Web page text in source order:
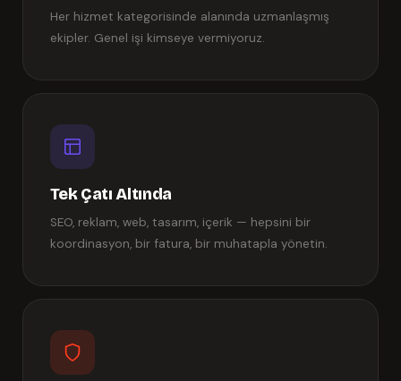
Her hizmet kategorisinde alanında uzmanlaşmış
ekipler. Genel işi kimseye vermiyoruz.
Tek Çatı Altında
SEO, reklam, web, tasarım, içerik — hepsini bir
koordinasyon, bir fatura, bir muhatapla yönetin.